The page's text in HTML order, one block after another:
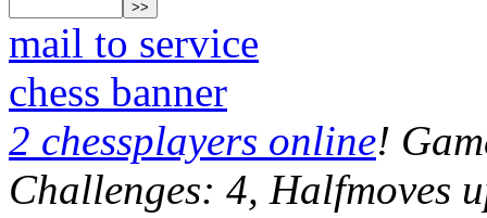
mail to service
chess banner
2 chessplayers online!
Challenges: 4, Halfmoves